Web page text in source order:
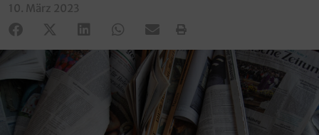
10. März 2023